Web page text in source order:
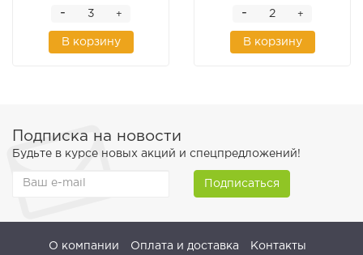
+
-
В корзину
+
-
В корзину
Подписка на новости
Будьте в курсе новых акций и спецпредложений!
Подписаться
О компании Оплата и доставка Контакты